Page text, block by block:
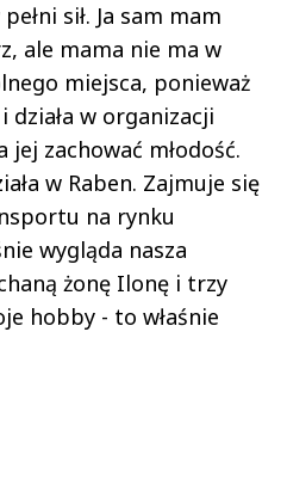
sił. Ja sam mam
ale mama nie ma w
miejsca, ponieważ
działa w organizacji
zachować młodość.
w Raben. Zajmuje się
na rynku
wygląda nasza
żonę Ilonę i trzy
hobby - to właśnie